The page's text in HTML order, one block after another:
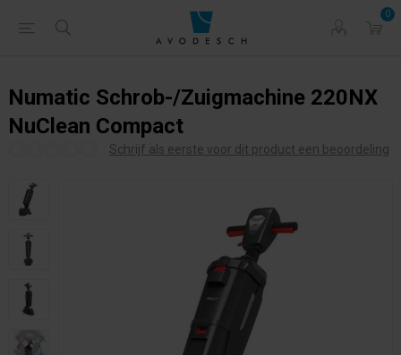
0
Numatic Schrob-/Zuigmachine 220NX
NuClean Compact
Schrijf als eerste voor dit product een beoordeling